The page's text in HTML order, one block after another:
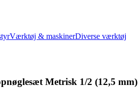
Værktøj & maskinerDiverse værktøj
Metrisk 1/2 (12,5 mm)